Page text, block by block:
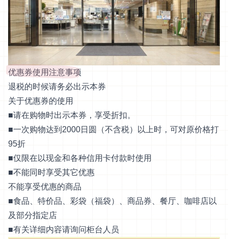
优惠券使用注意事项
退税的时候请务必出示本券
关于优惠券的使用
■请在购物时出示本券，享受折扣。
■一次购物达到2000日圆（不含税）以上时，可对原价格打
95折
■仅限在以现金和各种信用卡付款时使用
■不能同时享受其它优惠
不能享受优惠的商品
■食品、特价品、彩袋（福袋）、商品券、餐厅、咖啡店以
及部分指定店
■有关详细内容请询问柜台人员